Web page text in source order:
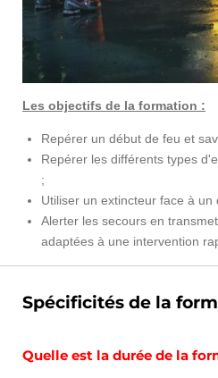
Les objectifs de la formation :
Repérer un début de feu et
Repérer les différents types
;
Utiliser un extincteur face à un
Alerter les secours en
adaptées à une intervention
Spécificités de la
Quelle est la durée de la